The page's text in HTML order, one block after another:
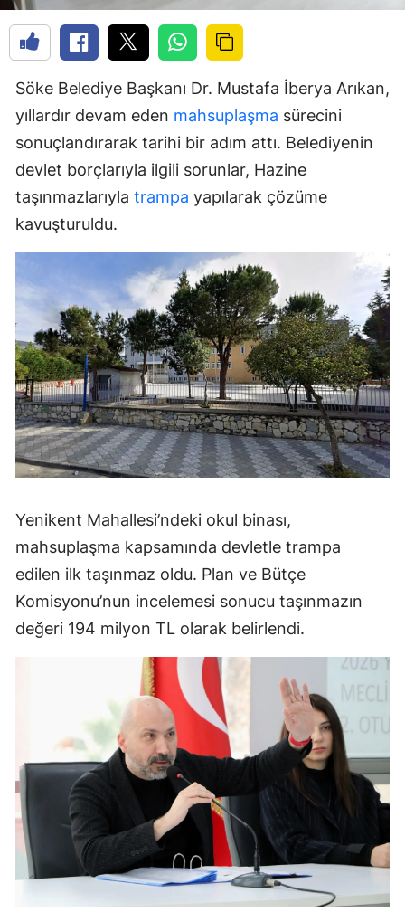
Söke Belediye Başkanı Dr. Mustafa İberya Arıkan,
yıllardır devam eden mahsuplaşma sürecini
sonuçlandırarak tarihi bir adım attı. Belediyenin
devlet borçlarıyla ilgili sorunlar, Hazine
taşınmazlarıyla trampa yapılarak çözüme
kavuşturuldu.
Yenikent Mahallesi’ndeki okul binası,
mahsuplaşma kapsamında devletle trampa
edilen ilk taşınmaz oldu. Plan ve Bütçe
Komisyonu’nun incelemesi sonucu taşınmazın
değeri 194 milyon TL olarak belirlendi.